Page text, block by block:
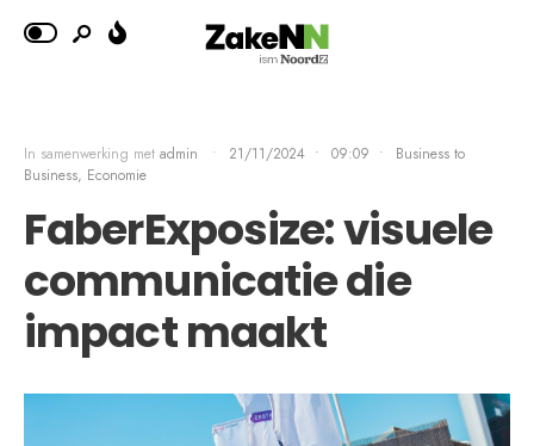
In samenwerking met admin • 21/11/2024 • 09:09 •
Business to
Business, Economie
FaberExposize: visuele
communicatie die
impact maakt